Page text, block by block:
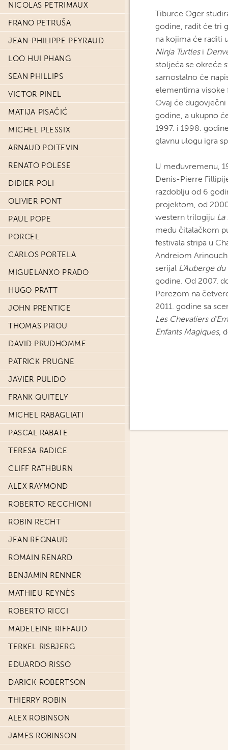
NICOLAS PETRIMAUX
FRANO PETRUŠA
JEAN-PHILIPPE PEYRAUD
LOO HUI PHANG
SEAN PHILLIPS
VICTOR PINEL
MATIJA PISAČIĆ
MICHEL PLESSIX
ARNAUD POITEVIN
RENATO POLESE
DIDIER POLI
OLIVIER PONT
PAUL POPE
PORCEL
CARLOS PORTELA
MIGUELANXO PRADO
HUGO PRATT
JOHN PRENTICE
THOMAS PRIOU
DAVID PRUDHOMME
PATRICK PRUGNE
JAVIER PULIDO
FRANK QUITELY
MICHEL RABAGLIATI
PASCAL RABATE
TERESA RADICE
CLIFF RATHBURN
ALEX RAYMOND
ROBERTO RECCHIONI
ROBIN RECHT
JEAN REGNAUD
ROMAIN RENARD
BENJAMIN RENNER
MATHIEU REYNÈS
ROBERTO RICCI
MADELEINE RIFFAUD
TERKEL RISBJERG
EDUARDO RISSO
DARICK ROBERTSON
THIERRY ROBIN
ALEX ROBINSON
JAMES ROBINSON
Tiburce Oger
godine, radit će tri
na kojima će raditi
Ninja Turtlesi
stoljeća se okreće
samostalno će
elementima visoke
Ovaj će
godine, a ukupno
1997. i 1998.
glavnu ulogu igra
U međuvremenu,
Denis-Pierre
razdoblju od 6
projektom, od
western trilogiju La
među čitalačkom
festivala stripa u
Andreiom
serijal L'Auberge
godine. Od 2007.
Perezom na
2011. godine sa
Les Chevaliers
Enfants Magiques,